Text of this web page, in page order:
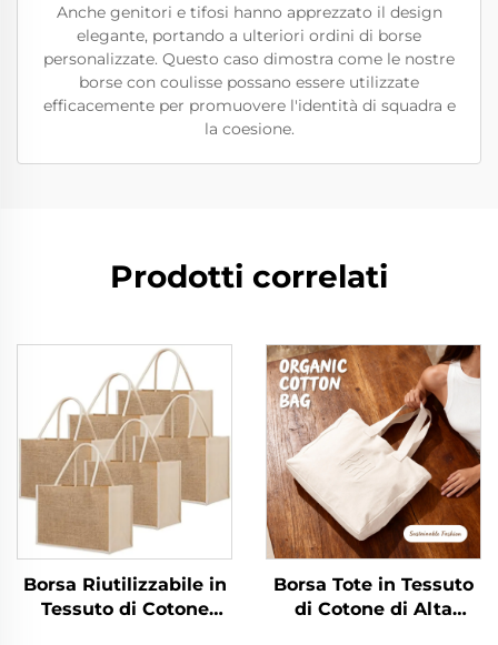
Anche genitori e tifosi hanno apprezzato il design
elegante, portando a ulteriori ordini di borse
personalizzate. Questo caso dimostra come le nostre
borse con coulisse possano essere utilizzate
efficacemente per promuovere l'identità di squadra e
la coesione.
Prodotti correlati
Borsa Riutilizzabile in
Tessuto di Cotone
Borsa Tote in Tessuto
di Cotone di Alta